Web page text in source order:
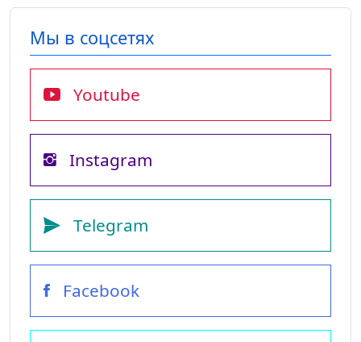
Мы в соцсетях
Youtube
Instagram
Telegram
Facebook